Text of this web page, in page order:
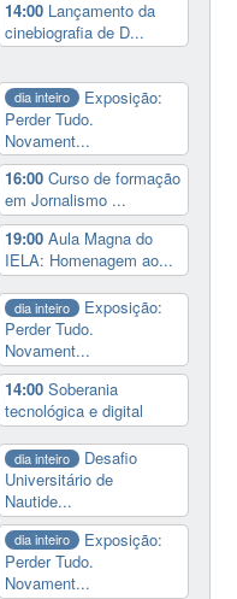
14:00 Lançamento da
cinebiografia de D...
dia inteiro
Exposição:
Perder Tudo.
Novament...
16:00Curso de formação
em Jornalismo ...
19:00Aula Magna do
IELA: Homenagem ao...
dia inteiro
Exposição:
Perder Tudo.
Novament...
14:00Soberania
tecnológica e digital
dia inteiro
Desafio
Universitário de
Nautide...
dia inteiro
Exposição:
Perder Tudo.
Novament...